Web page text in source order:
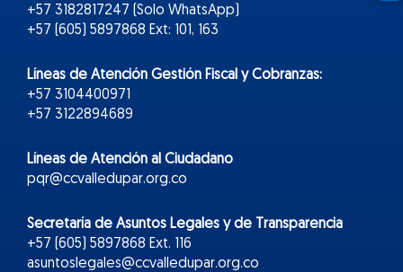
+57 3182817247 (Solo WhatsApp)
+57 (605) 5897868 Ext: 101, 163
Líneas de Atención Gestión Fiscal y Cobranzas:
+57 3104400971
+57 3122894689
Líneas de Atención al Ciudadano
pqr@ccvalledupar.org.co
Secretaría de Asuntos Legales y de Transparencia
+57 (605) 5897868 Ext. 116
asuntoslegales@ccvalledupar.org.co